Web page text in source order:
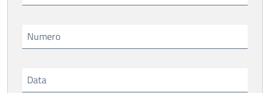
Numero
Data